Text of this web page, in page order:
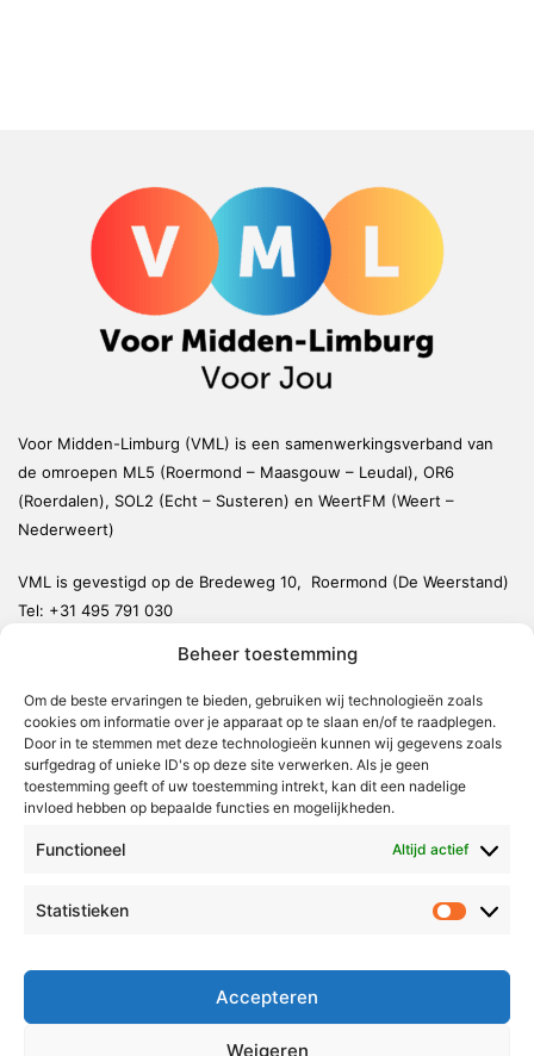
Beheer toestemming
Om de beste ervaringen te bieden, gebruiken wij technologieën zoals
cookies om informatie over je apparaat op te slaan en/of te raadplegen.
Door in te stemmen met deze technologieën kunnen wij gegevens zoals
surfgedrag of unieke ID's op deze site verwerken. Als je geen
toestemming geeft of uw toestemming intrekt, kan dit een nadelige
invloed hebben op bepaalde functies en mogelijkheden.
Functioneel Altijd actief
Statistieken
Accepteren
Weigeren
Voor Midden-Limburg (VML) is een samenwerkingsverband van
de omroepen ML5 (Roermond – Maasgouw – Leudal), OR6
(Roerdalen), SOL2 (Echt – Susteren) en WeertFM (Weert –
Nederweert)
VML is gevestigd op de Bredeweg 10, Roermond (De Weerstand)
Tel: +31 495 791 030
Weert
Nederweert
Leudal
Maasgouw
Echt-Susteren
Roermond
Radio & TV